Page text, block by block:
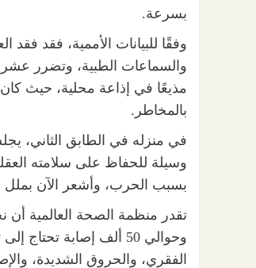
بسرعة.
وفقًا للبيانات الأممية، فقد
والسماعات الطبية، وتضرر
مذيعًا في إذاعة محلية، حيث
بالمخاطر.
في منزله في الطابق الثاني،
وسيلة للحفاظ على سلامته
بسبب الحرب، وأشعر الآن بملل
وحوالي 50 ألف إصابة
الفقري، والحروق الشديدة،